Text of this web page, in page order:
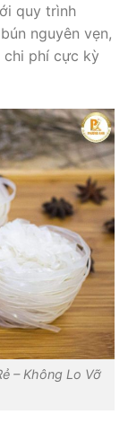
quy trình
nguyên vẹn,
chi phí cực kỳ
– Không Lo Vỡ